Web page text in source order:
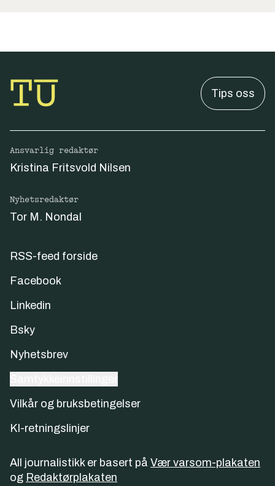
Tips oss
Ansvarlig redaktør
Kristina Fritsvold Nilsen
Nyhetsredaktør
Tor M. Nondal
RSS-feed forside
Facebook
Linkedin
Bsky
Nyhetsbrev
Vilkår og bruksbetingelser
KI-retningslinjer
All journalistikk er basert på Vær varsom-plakaten
og Redaktørplakaten